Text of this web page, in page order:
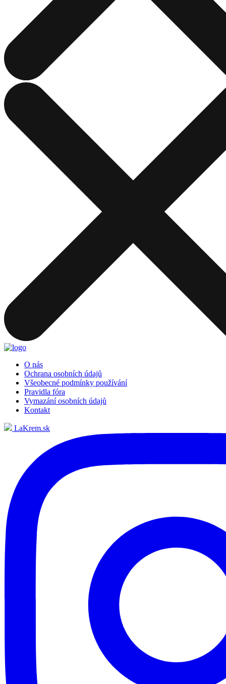
O nás
Ochrana osobních údajů
Všeobecné podmínky používání
Pravidla fóra
Vymazání osobních údajů
Kontakt
LaKrem.sk